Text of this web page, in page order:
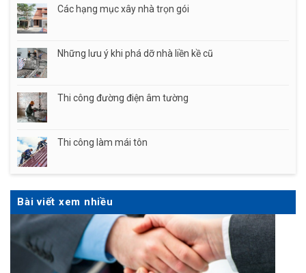
Các hạng mục xây nhà trọn gói
Những lưu ý khi phá dỡ nhà liền kề cũ
Thi công đường điện âm tường
Thi công làm mái tôn
Bài viết xem nhiều